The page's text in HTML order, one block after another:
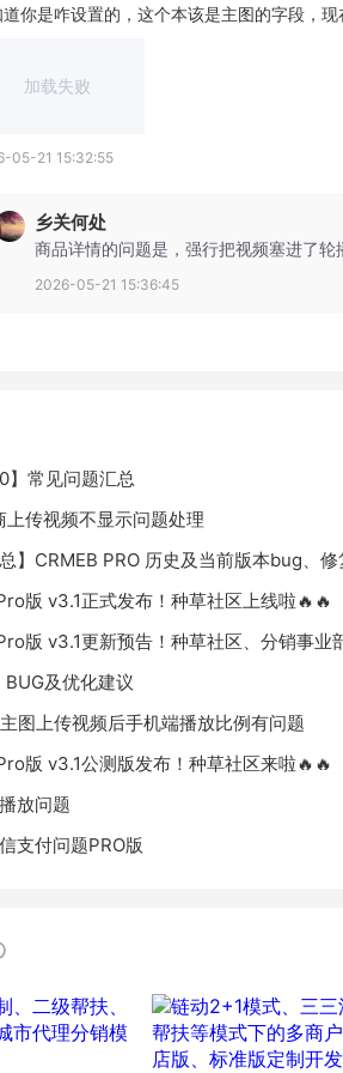
你是咋设置的，这个本该是主图的字段，
加载失败
05-21 15:32:55
乡关何处
商品详情的问题是，强行把视频塞进了轮
2026-05-21 15:36:45
】常见问题汇总
传视频不显示问题处理
总】CRMEB PRO 历史及当前版本bug、
版 v3.1正式发布！种草社区上线啦🔥🔥
版 v3.1更新预告！种草社区、分销事业
BUG及优化建议
图上传视频后手机端播放比例有问题
版 v3.1公测版发布！种草社区来啦🔥🔥
放问题
支付问题PRO版